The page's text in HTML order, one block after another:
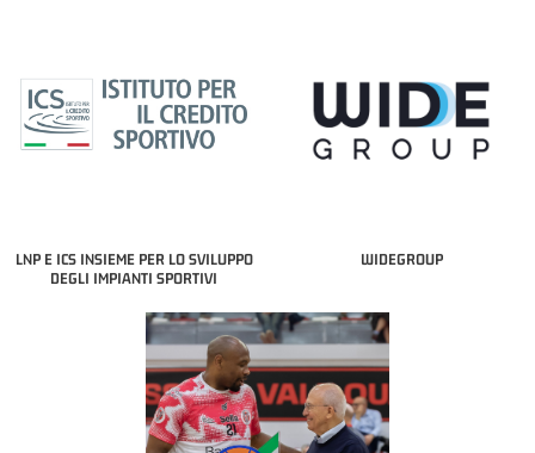
LNP E ICS INSIEME PER LO SVILUPPO
DEGLI IMPIANTI SPORTIVI
WIDEGROUP